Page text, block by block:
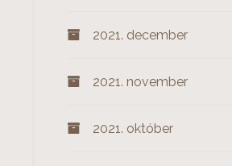
2021. december
2021. november
2021. október